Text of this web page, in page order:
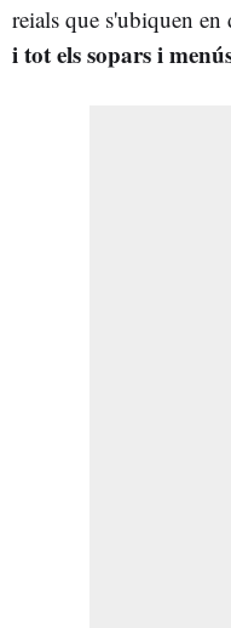
reials que s'ubiquen
i tot els sopars i